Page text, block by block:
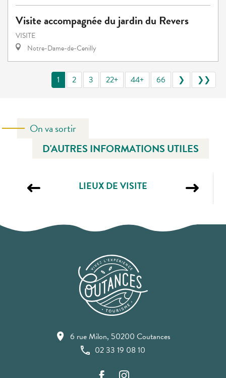
Visite accompagnée du jardin du Revers
VISITE
Notre-Dame-de-Cenilly
1 2 3 22+ 44+ 66 ❯ ❯❯
On va sortir
D'AUTRES INFORMATIONS UTILES
LIEUX DE VISITE
6 rue Milon, 50200 Coutances
02 33 19 08 10